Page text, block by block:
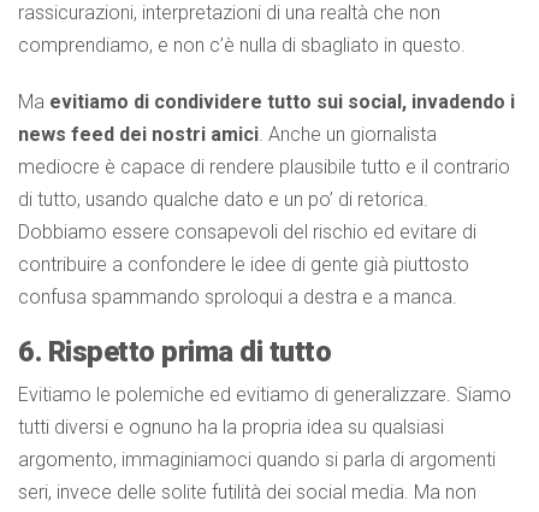
rassicurazioni, interpretazioni di una realtà che non
comprendiamo, e non c’è nulla di sbagliato in questo.
Ma evitiamo di condividere tutto sui social, invadendo i
news feed dei nostri amici. Anche un giornalista
mediocre è capace di rendere plausibile tutto e il contrario
di tutto, usando qualche dato e un po’ di retorica.
Dobbiamo essere consapevoli del rischio ed evitare di
contribuire a confondere le idee di gente già piuttosto
confusa spammando sproloqui a destra e a manca.
6. Rispetto prima di tutto
Evitiamo le polemiche ed evitiamo di generalizzare. Siamo
tutti diversi e ognuno ha la propria idea su qualsiasi
argomento, immaginiamoci quando si parla di argomenti
seri, invece delle solite futilità dei social media. Ma non